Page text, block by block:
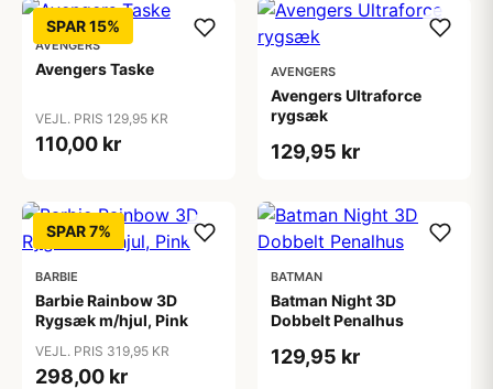
SPAR 15%
AVENGERS
Avengers Taske
VEJL. PRIS 129,95 KR
110,00 kr
AVENGERS
Avengers Ultraforce
rygsæk
129,95 kr
SPAR 7%
BARBIE
Barbie Rainbow 3D
Rygsæk m/hjul, Pink
VEJL. PRIS 319,95 KR
298,00 kr
BATMAN
Batman Night 3D
Dobbelt Penalhus
129,95 kr